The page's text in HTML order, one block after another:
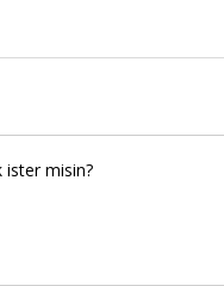
ister misin?